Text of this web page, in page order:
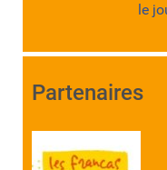
le
Partenaires